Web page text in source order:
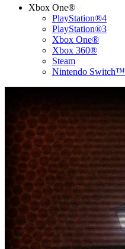
Xbox One®
PlayStation®4
PlayStation®3
Xbox One®
Xbox 360®
Steam
Nintendo Switch™